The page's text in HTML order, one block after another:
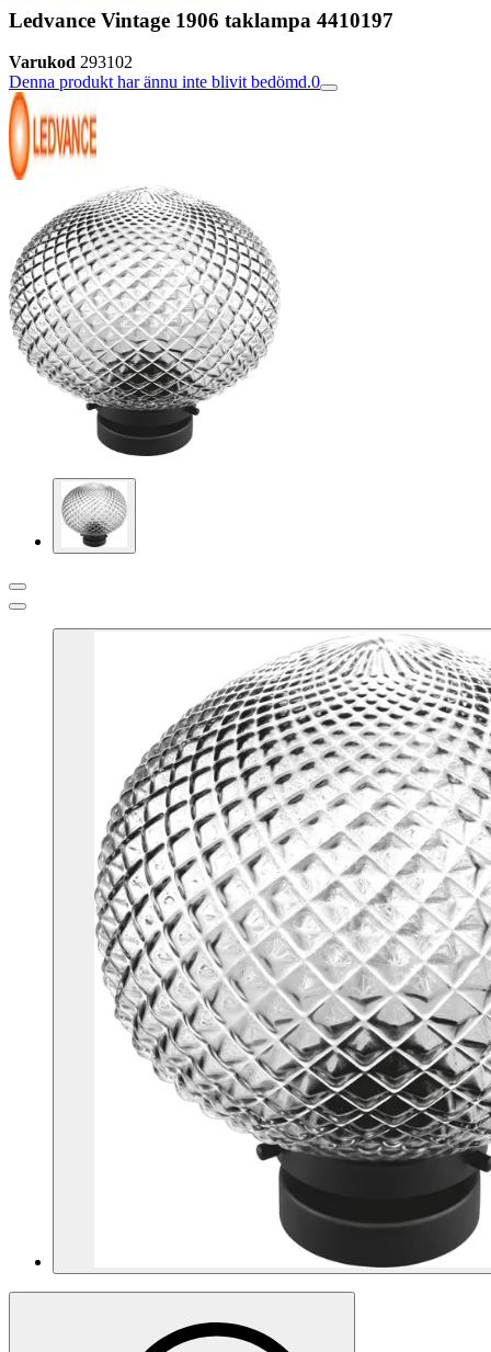
Ledvance Vintage 1906 taklampa 4410197
Varukod 293102
Denna produkt har ännu inte blivit bedömd.0